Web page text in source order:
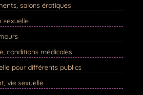
salons érotiques
sexuelle
conditions médicales
pour différents publics
vie sexuelle